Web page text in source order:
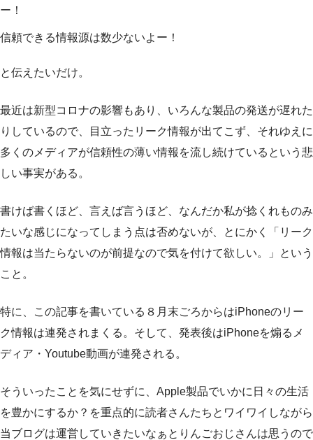
ー！
信頼できる情報源は数少ないよー！
と伝えたいだけ。
最近は新型コロナの影響もあり、いろんな製品の発送が遅れた
りしているので、目立ったリーク情報が出てこず、それゆえに
多くのメディアが信頼性の薄い情報を流し続けているという悲
しい事実がある。
書けば書くほど、言えば言うほど、なんだか私が捻くれものみ
たいな感じになってしまう点は否めないが、とにかく「リーク
情報は当たらないのが前提なので気を付けて欲しい。」という
こと。
特に、この記事を書いている８月末ごろからはiPhoneのリー
ク情報は連発されまくる。そして、発表後はiPhoneを煽るメ
ディア・Youtube動画が連発される。
そういったことを気にせずに、Apple製品でいかに日々の生活
を豊かにするか？を重点的に読者さんたちとワイワイしながら
当ブログは運営していきたいなぁとりんごおじさんは思うので